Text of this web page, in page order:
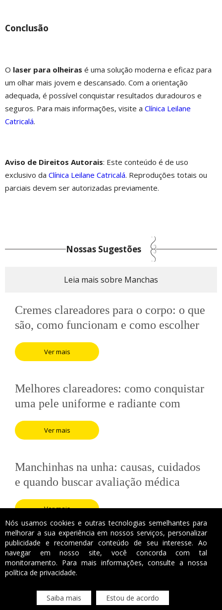
Conclusão
O laser para olheiras é uma solução moderna e eficaz para
um olhar mais jovem e descansado. Com a orientação
adequada, é possível conquistar resultados duradouros e
seguros. Para mais informações, visite a Clínica Leilane
Catricalá.
Aviso de Direitos Autorais: Este conteúdo é de uso
exclusivo da Clínica Leilane Catricalá. Reproduções totais ou
parciais devem ser autorizadas previamente.
Nossas Sugestões
Leia mais sobre Manchas
Cremes clareadores para o corpo: o que
são, como funcionam e como escolher
o ideal
Ver mais
Melhores clareadores: como conquistar
uma pele uniforme e radiante com
segurança
Ver mais
Manchinhas na unha: causas, cuidados
e quando buscar avaliação médica
Ver mais
Nós usamos cookies e outras tecnologias semelhantes para
melhorar a sua experiência em nossos serviços, personalizar
publicidade e recomendar conteúdo de seu interesse. Ao
navegar em nosso site, você concorda com tal
monitoramento. Para mais informações, consulte a nossa
política de privacidade.
Saiba mais Estou de acordo